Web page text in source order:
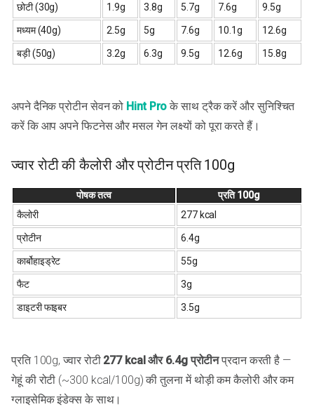
छोटी (30g)
1.9g 3.8g 5.7g 7.6g 9.5g
मध्यम (40g) 2.5g 5g 7.6g 10.1g 12.6g
बड़ी (50g) 3.2g 6.3g 9.5g 12.6g 15.8g
अपने दैनिक प्रोटीन सेवन को Hint Pro के साथ ट्रैक करें और सुनिश्चित
करें कि आप अपने फिटनेस और मसल गेन लक्ष्यों को पूरा करते हैं।
ज्वार रोटी की कैलोरी और प्रोटीन प्रति 100g
पोषक तत्व
प्रति 100g
कैलोरी
277 kcal
प्रोटीन 6.4g
कार्बोहाइड्रेट 55g
फैट 3g
डाइटरी फाइबर 3.5g
प्रति 100g, ज्वार रोटी 277 kcal और 6.4g प्रोटीनप्रदान करती है —
गेहूं की रोटी (~300 kcal/100g) की तुलना में थोड़ी कम कैलोरी और कम
ग्लाइसेमिक इंडेक्स के साथ।